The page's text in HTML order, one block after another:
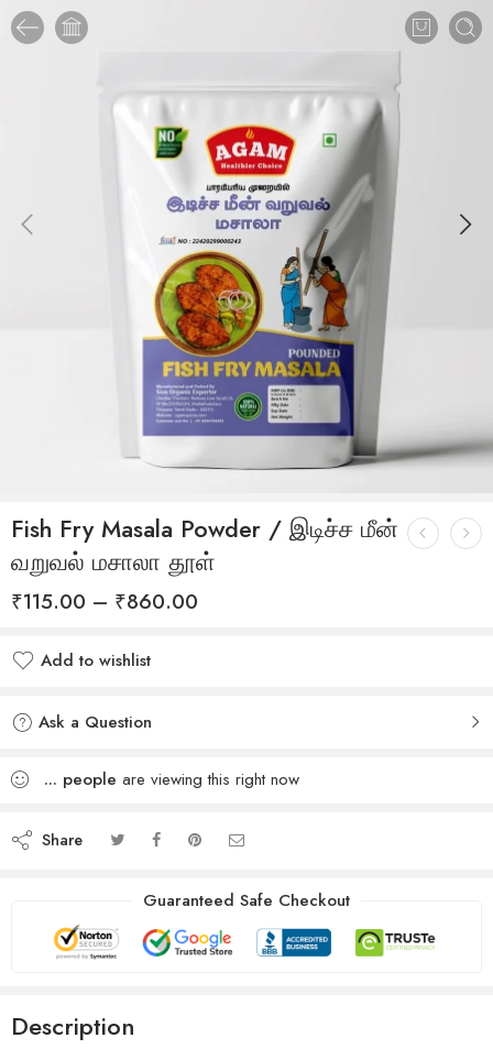
Fish Fry Masala Powder / இடிச்ச மீன்
வறுவல் மசாலா தூள்
₹115.00 – ₹860.00
Add to wishlist
Ask a Question
... people are viewing this right now
Share
Guaranteed Safe Checkout
Description